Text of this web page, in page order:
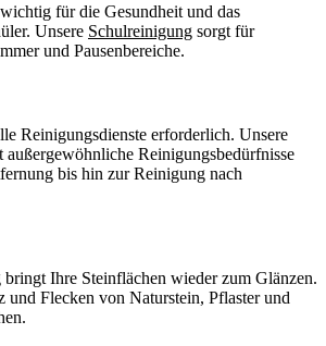
für die Gesundheit und das
Unsere Schulreinigung sorgt für
und Pausenbereiche.
Reinigungsdienste erforderlich. Unsere
außergewöhnliche Reinigungsbedürfnisse
bis hin zur Reinigung nach
bringt Ihre Steinflächen wieder zum Glänzen.
und Flecken von Naturstein, Pflaster und